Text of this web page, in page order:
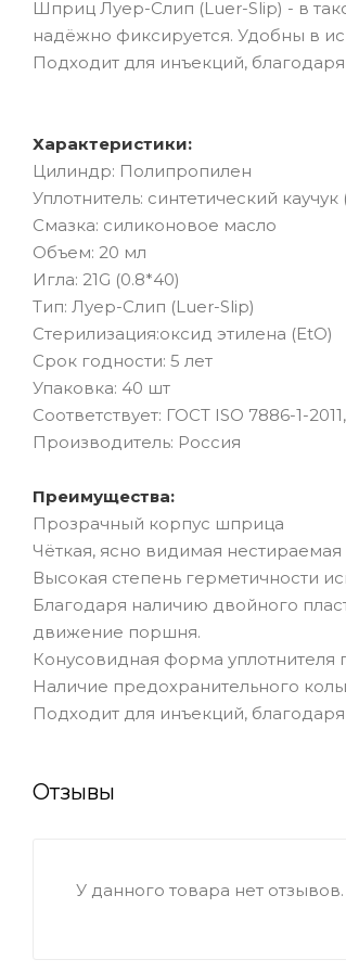
Шприц Луер-Слип (Luer-Slip) - в
надёжно фиксируется. Удобны в
Подходит для инъекций,
Характеристики:
Цилиндр: Полипропилен
Уплотнитель: синтетический каучук
Смазка: силиконовое масло
Объем: 20 мл
Игла: 21G (0.8*40)
Тип: Луер-Слип (Luer-Slip)
Стерилизация:оксид этилена (EtO)
Срок годности: 5 лет
Упаковка: 40 шт
Соответствует: ГОСТ ISO 7886-1-
Производитель: Россия
Преимущества:
Прозрачный корпус шприца
Чёткая, ясно видимая
Высокая степень герметичности
Благодаря наличию двойного
движение поршня.
Конусовидная форма уплотнителя
Наличие предохранительного
Подходит для инъекций,
Отзывы
У данного товара нет